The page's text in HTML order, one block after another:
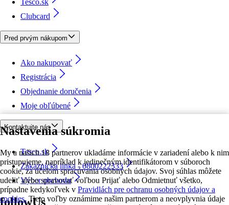
Nastavenia súkromia
My a našich 18 partnerov ukladáme informácie v zariadení alebo k nim
pristupujeme, napríklad k jedinečným identifikátorom v súboroch
cookie, za účelom spracúvania osobných údajov. Svoj súhlas môžete
udeliť alebo spravovať voľbou Prijať alebo Odmietnuť všetko,
prípadne kedykoľvek v Pravidlách pre ochranu osobných údajov a
cookies. Tieto voľby oznámime našim partnerom a neovplyvnia údaje
Tesco.sk
Clubcard
Pred prvým nákupom
Ako nakupovať
Registrácia
Objednanie doručenia
Moje obľúbené
Kontaktujte nás
Tesco.sk
Zákaznícka linka - 0800222333
Výber obchodu
followUs